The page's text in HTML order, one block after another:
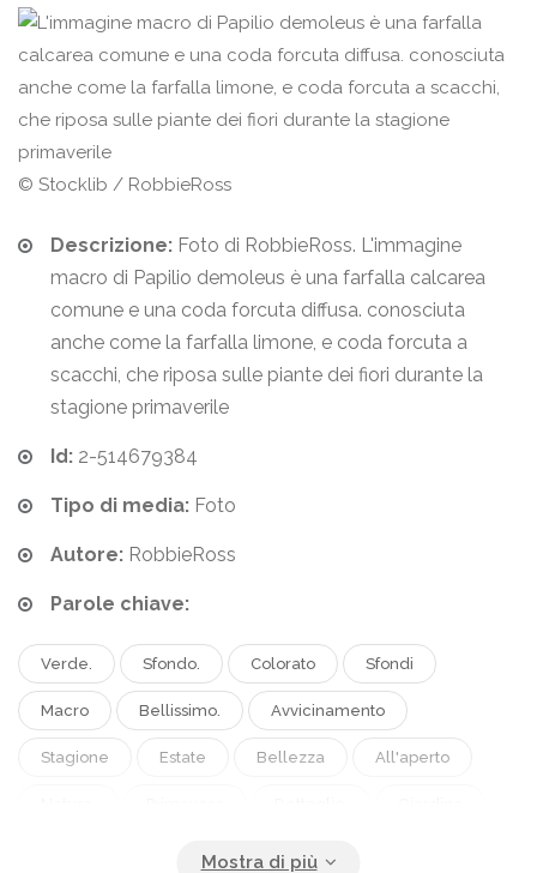
© Stocklib / RobbieRoss
Descrizione: Foto di RobbieRoss. L'immagine
macro di Papilio demoleus è una farfalla calcarea
comune e una coda forcuta diffusa. conosciuta
anche come la farfalla limone, e coda forcuta a
scacchi, che riposa sulle piante dei fiori durante la
stagione primaverile
Id: 2-514679384
Tipo di media: Foto
Autore: RobbieRoss
Parole chiave:
Verde. Sfondo. Colorato Sfondi
Macro Bellissimo. Avvicinamento
Stagione Estate Bellezza All'aperto
Ritratto.